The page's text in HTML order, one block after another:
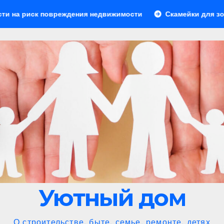
недвижимости Скамейки для зоны барбекю:
Уютный дом
О строительстве, быте, семье, ремонте, детях